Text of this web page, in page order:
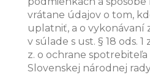
vrátane údajov o tom,
uplatniť, a o vykonávaní
v súlade s ust. § 18 ods.
z. o ochrane
Slovenskej národnej